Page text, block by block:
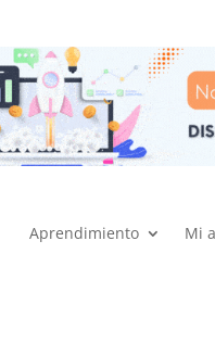
Aprendimiento Mi